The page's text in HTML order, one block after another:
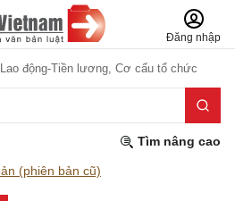
Đăng nhập
Lao động-Tiền lương, Cơ cấu tổ chức
Tìm nâng cao
(phiên bản cũ)